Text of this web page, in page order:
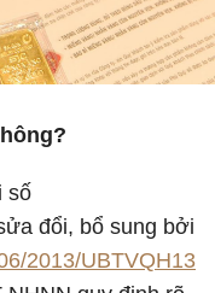
số
đổi, bổ sung bởi
2013/UBTVQH13